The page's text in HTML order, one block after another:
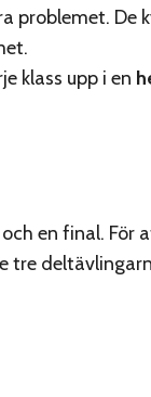
problemet. De
klass upp i en
en final. För
tre